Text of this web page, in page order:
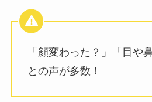
「顔変わった？」「目や
との声が多数！